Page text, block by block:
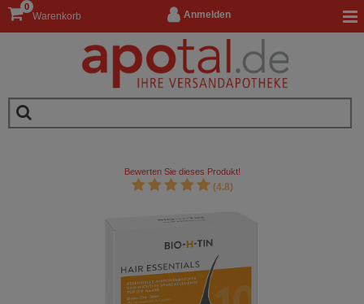
Anmelden
Warenkorb
0
Bewerten Sie dieses Produkt!
(4.8)